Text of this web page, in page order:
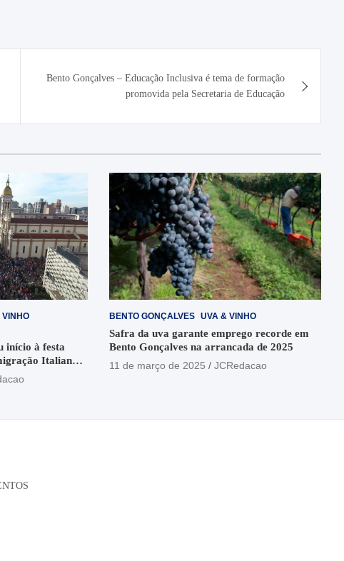
Bento Gonçalves – Educação Inclusiva é tema de formação
promovida pela Secretaria de Educação
início à festa
Italiana
BENTO GONÇALVES UVA & VINHO
Safra da uva garante emprego recorde em
Bento Gonçalves na arrancada de 2025
11 de março de 2025
JCRedacao